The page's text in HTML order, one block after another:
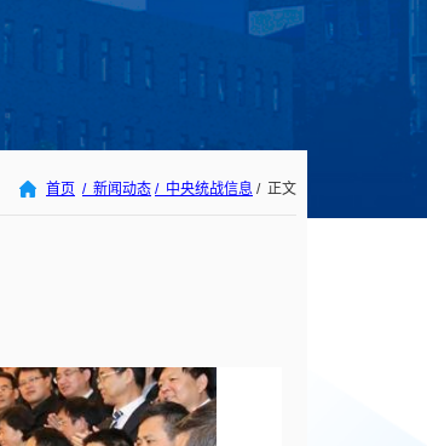
首页 / 新闻动态 / 中央统战信息 / 正文